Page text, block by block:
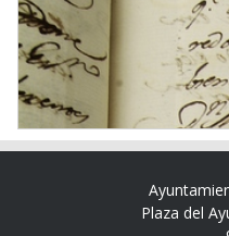
Plaza del